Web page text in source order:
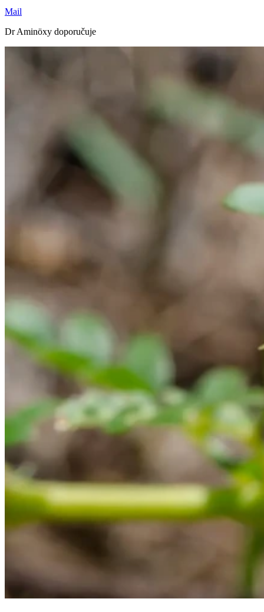
Mail
Dr Aminöxy doporučuje